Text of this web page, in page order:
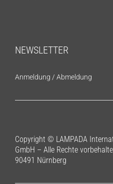
NEWSLETTER
Anmeldung / Abmeldung
Copyright © LAMPADA
GmbH – Alle Rechte
90491 Nürnberg